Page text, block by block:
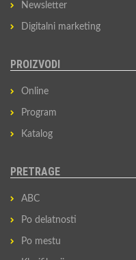
Newsletter
Digitalni marketing
PROIZVODI
Online
Program
Katalog
PRETRAGE
ABC
Po delatnosti
Po mestu